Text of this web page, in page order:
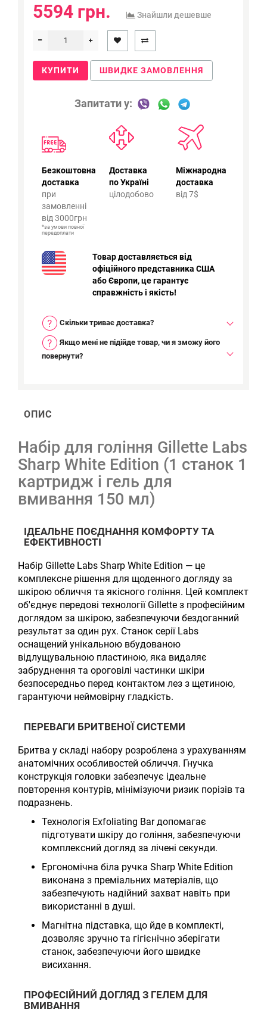
5594 грн. Знайшли дешевше
КУПИТИ ШВИДКЕ ЗАМОВЛЕННЯ
Запитати у:
Безкоштовна
доставка
при
замовленні
від 3000грн
*за умови повної
передоплати
Доставка
по Україні
цілодобово
Міжнародна
доставка
від 7$
Товар доставляється від
офіційного представника США
або Європи, це гарантує
справжність і якість!
Скільки триває доставка?
Якщо мені не підійде товар, чи я зможу його
повернути?
ОПИС
Набір для гоління Gillette Labs
Sharp White Edition (1 станок 1
картридж і гель для
вмивання 150 мл)
ІДЕАЛЬНЕ ПОЄДНАННЯ КОМФОРТУ ТА
ЕФЕКТИВНОСТІ
Набір Gillette Labs Sharp White Edition — це
комплексне рішення для щоденного догляду за
шкірою обличчя та якісного гоління. Цей комплект
об'єднує передові технології Gillette з професійним
доглядом за шкірою, забезпечуючи бездоганний
результат за один рух. Станок серії Labs
оснащений унікальною вбудованою
відлущувальною пластиною, яка видаляє
забруднення та ороговілі частинки шкіри
безпосередньо перед контактом лез з щетиною,
гарантуючи неймовірну гладкість.
ПЕРЕВАГИ БРИТВЕНОЇ СИСТЕМИ
Бритва у складі набору розроблена з урахуванням
анатомічних особливостей обличчя. Гнучка
конструкція головки забезпечує ідеальне
повторення контурів, мінімізуючи ризик порізів та
подразнень.
Технологія Exfoliating Bar допомагає
підготувати шкіру до гоління, забезпечуючи
комплексний догляд за лічені секунди.
Ергономічна біла ручка Sharp White Edition
виконана з преміальних матеріалів, що
забезпечують надійний захват навіть при
використанні в душі.
Магнітна підставка, що йде в комплекті,
дозволяє зручно та гігієнічно зберігати
станок, забезпечуючи його швидке
висихання.
ПРОФЕСІЙНИЙ ДОГЛЯД З ГЕЛЕМ ДЛЯ
ВМИВАННЯ